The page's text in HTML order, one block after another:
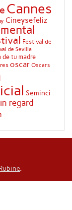
Cannes
Cineysefeliz
Festival de
de Sevilla
de tu madre
oscar Oscars
Seminci
regard